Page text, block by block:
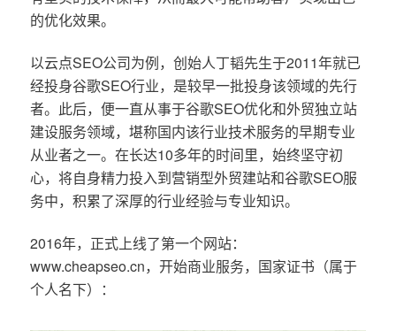
的优化效果。
以云点SEO公司为例，创始人丁韬先生于2011年就已
经投身谷歌SEO行业，是较早一批投身该领域的先行
者。此后，便一直从事于谷歌SEO优化和外贸独立站
建设服务领域，堪称国内该行业技术服务的早期专业
从业者之一。在长达10多年的时间里，始终坚守初
心，将自身精力投入到营销型外贸建站和谷歌SEO服
务中，积累了深厚的行业经验与专业知识。
2016年，正式上线了第一个网站：
www.cheapseo.cn，开始商业服务，国家证书（属于
个人名下）：